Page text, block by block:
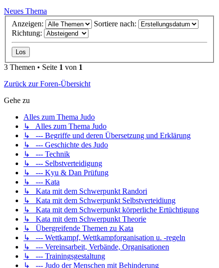
Neues Thema
Anzeigen:
Sortiere nach:
Richtung:
3 Themen • Seite 1 von 1
Zurück zur Foren-Übersicht
Gehe zu
Alles zum Thema Judo
↳ Alles zum Thema Judo
↳ --- Begriffe und deren Übersetzung und Erklärung
↳ --- Geschichte des Judo
↳ --- Technik
↳ --- Selbstverteidigung
↳ --- Kyu & Dan Prüfung
↳ --- Kata
↳ Kata mit dem Schwerpunkt Randori
↳ Kata mit dem Schwerpunkt Selbstverteidiung
↳ Kata mit dem Schwerpunkt körperliche Ertüchtigung
↳ Kata mit dem Schwerpunkt Theorie
↳ Übergreifende Themen zu Kata
↳ --- Wettkampf, Wettkampforganisation u. -regeln
↳ --- Vereinsarbeit, Verbände, Organisationen
↳ --- Trainingsgestaltung
↳ --- Judo der Menschen mit Behinderung